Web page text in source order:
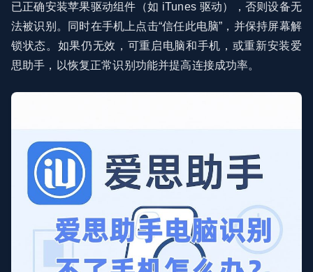
已正确安装苹果驱动组件（如 iTunes 驱动），否则设备无
法被识别。同时在手机上点击“信任此电脑”，并保持屏幕解
锁状态。如果仍无效，可重启电脑和手机，或重新安装爱
思助手，以恢复正常识别功能并提高连接成功率。